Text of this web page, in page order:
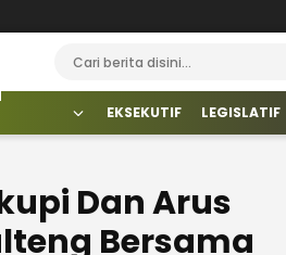
EKSEKUTIF LEGISLATIF
Dan Arus
Bersama